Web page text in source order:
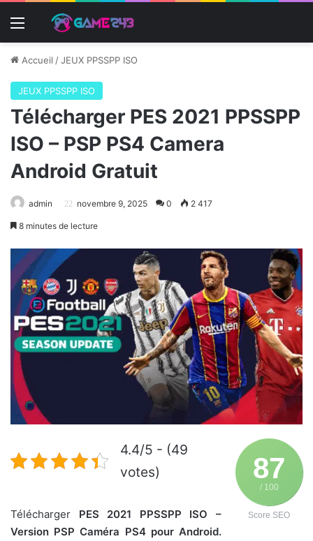
Menu
Accueil /JEUX PPSSPP ISO
JEUX PPSSPP ISO
Télécharger PES 2021 PPSSPP
ISO – PSP PS4 Camera
Android Gratuit
admin novembre 9, 2025 0 2 417
8 minutes de lecture
87
/ 100
Score SEO
4.4/5 - (49
votes)
Télécharger PES 2021 PPSSPP ISO –
Version PSP Caméra PS4 pour Android.